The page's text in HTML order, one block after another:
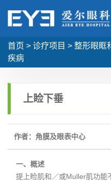
首页 > 诊疗项目 > 整形眼眶
疾病
上睑下垂
作者：角膜及眼表中心
一、概述
提上睑肌和／或Muller肌功能